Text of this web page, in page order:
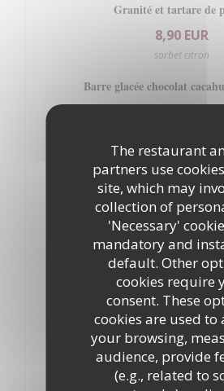
The restaurant
partners use
site, which may
collection of
'Necessary'
mandatory and
default. Other
cookies require
consent. These
cookies are used to
your browsing,
audience, provide
(e.g., related to
Granité et tartare de
8,90 EUR
sorbet citron
Barre glacée chocolat
Crème de cassis et son
8,90 EUR
framboises fraiches et
Clafoutis aux fruits de
8,00 EUR
Les fromages affinés
8,00 EUR
Faisselle de vache
4,50 EUR
sucre, miel, coulis de fruits,